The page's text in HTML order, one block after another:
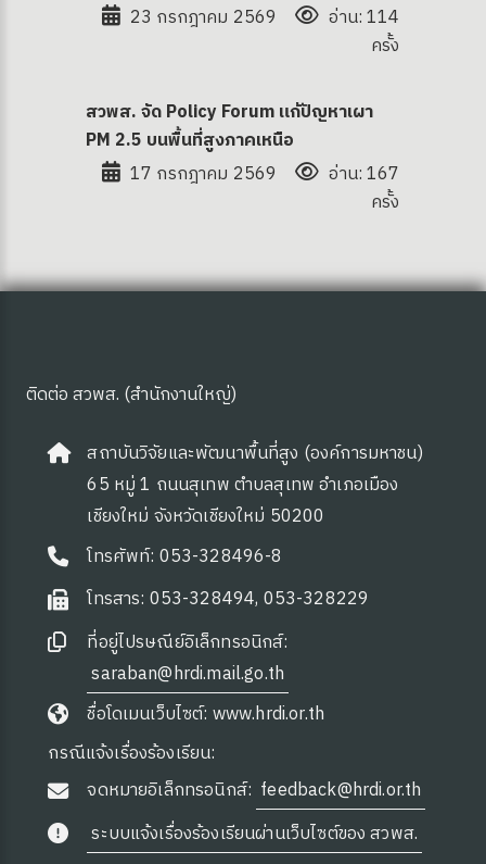
23 กรกฎาคม 2569
อ่าน: 114
ครั้ง
สวพส. จัด Policy Forum แก้ปัญหาเผา
PM 2.5 บนพื้นที่สูงภาคเหนือ
17 กรกฎาคม 2569
อ่าน: 167
ครั้ง
ติดต่อ สวพส. (สำนักงานใหญ่)
สถาบันวิจัยและพัฒนาพื้นที่สูง (องค์การมหาชน)
65 หมู่ 1 ถนนสุเทพ ตำบลสุเทพ อำเภอเมือง
เชียงใหม่ จังหวัดเชียงใหม่ 50200
โทรศัพท์: 053-328496-8
โทรสาร: 053-328494, 053-328229
ที่อยู่ไปรษณีย์อิเล็กทรอนิกส์:
saraban@hrdi.mail.go.th
ชื่อโดเมนเว็บไซต์: www.hrdi.or.th
กรณีแจ้งเรื่องร้องเรียน:
จดหมายอิเล็กทรอนิกส์: feedback@hrdi.or.th
ระบบแจ้งเรื่องร้องเรียนผ่านเว็บไซต์ของ สวพส.
ความรู้